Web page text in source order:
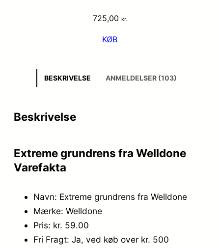
725,00 kr.
KØB
BESKRIVELSE ANMELDELSER (103)
Beskrivelse
Extreme grundrens fra Welldone
Varefakta
Navn: Extreme grundrens fra Welldone
Mærke: Welldone
Pris: kr. 59.00
Fri Fragt: Ja, ved køb over kr. 500